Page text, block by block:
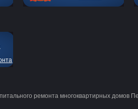
ремонта многоквартирных домов